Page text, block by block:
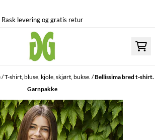
Rask levering og gratis retur
/T-shirt, bluse, kjole, skjørt, bukse. /Bellissima bred t-shirt.
Garnpakke